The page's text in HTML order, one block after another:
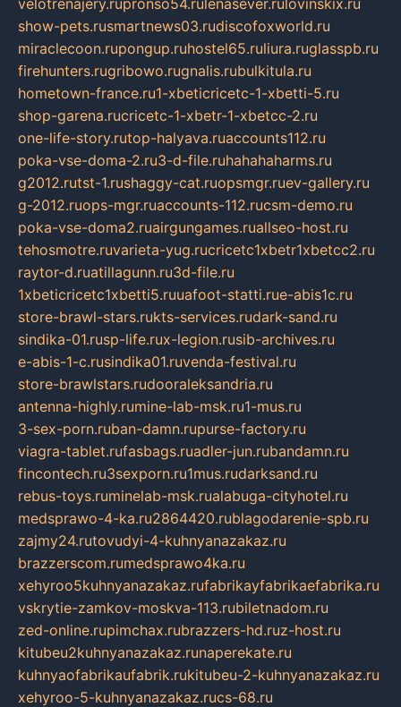
show-pets.rusmartnews03.rudiscofoxworld.ru
miraclecoon.rupongup.ruhostel65.ruliura.ruglasspb.ru
firehunters.rugribowo.rugnalis.rubulkitula.ru
hometown-france.ru1-xbeticricetc-1-xbetti-5.ru
shop-garena.rucricetc-1-xbetr-1-xbetcc-2.ru
one-life-story.rutop-halyava.ruaccounts112.ru
poka-vse-doma-2.ru3-d-file.ruhahahaharms.ru
g2012.rutst-1.rushaggy-cat.ruopsmgr.ruev-gallery.ru
g-2012.ruops-mgr.ruaccounts-112.rucsm-demo.ru
poka-vse-doma2.ruairgungames.ruallseo-host.ru
tehosmotre.ruvarieta-yug.rucricetc1xbetr1xbetcc2.ru
raytor-d.ruatillagunn.ru3d-file.ru
1xbeticricetc1xbetti5.ruuafoot-statti.rue-abis1c.ru
store-brawl-stars.rukts-services.rudark-sand.ru
sindika-01.rusp-life.rux-legion.rusib-archives.ru
e-abis-1-c.rusindika01.ruvenda-festival.ru
store-brawlstars.rudooraleksandria.ru
antenna-highly.rumine-lab-msk.ru1-mus.ru
3-sex-porn.ruban-damn.rupurse-factory.ru
viagra-tablet.rufasbags.ruadler-jun.rubandamn.ru
fincontech.ru3sexporn.ru1mus.rudarksand.ru
rebus-toys.ruminelab-msk.rualabuga-cityhotel.ru
medsprawo-4-ka.ru2864420.rublagodarenie-spb.ru
zajmy24.rutovudyi-4-kuhnyanazakaz.ru
brazzerscom.rumedsprawo4ka.ru
xehyroo5kuhnyanazakaz.rufabrikayfabrikaefabrika.ru
vskrytie-zamkov-moskva-113.rubiletnadom.ru
zed-online.rupimchax.rubrazzers-hd.ruz-host.ru
kitubeu2kuhnyanazakaz.runaperekate.ru
kuhnyaofabrikaufabrik.rukitubeu-2-kuhnyanazakaz.ru
xehyroo-5-kuhnyanazakaz.rucs-68.ru